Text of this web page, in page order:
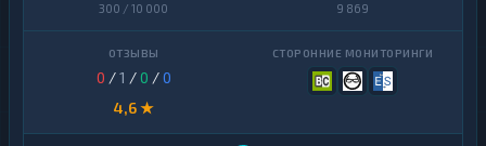
300 / 10 000 9 869
0 /1 /0 /0
4,6 ★